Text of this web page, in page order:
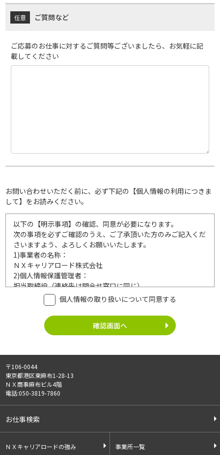
ご質問など
ご応募のお仕事に対するご質問等ございましたら、お気軽に記
載してください
お問い合わせいただく前に、必ず下記の【個人情報の利用につきま
して】をお読みください。
以下の【明示事項】の確認、同意が必要になります。
次の事項を必ずご確認のうえ、ご了承頂いた方のみご記入くだ
さいますよう、よろしくお願いいたします。
1)事業者の名称：
ＮＸキャリアロード株式会社
2)個人情報保護管理者：
担当取締役（連絡先は問合せ窓口に同じ）
利用目的：
ご記入頂いた個人情報は、次の利用目的達成の範囲内において
利用いたします。
個人情報の利用
有料職業紹介事業
・請負事業
ご記入頂いた個人情報は、法令等に定める場合を除いて、ご本
人様の同意なく、第三者に提供することはございません。
5)外部の委託：
ご記入頂いた個人情報は、文書保存、サーバー管理等の目的
個人情報の取り扱いについて同意する
〒106-0044
東京都港区東麻布1-28-13
ＮＸ商事麻布ビル4階
電話:050-3819-7860
お仕事検索
ＮＸキャリアロードの強み 事業所一覧